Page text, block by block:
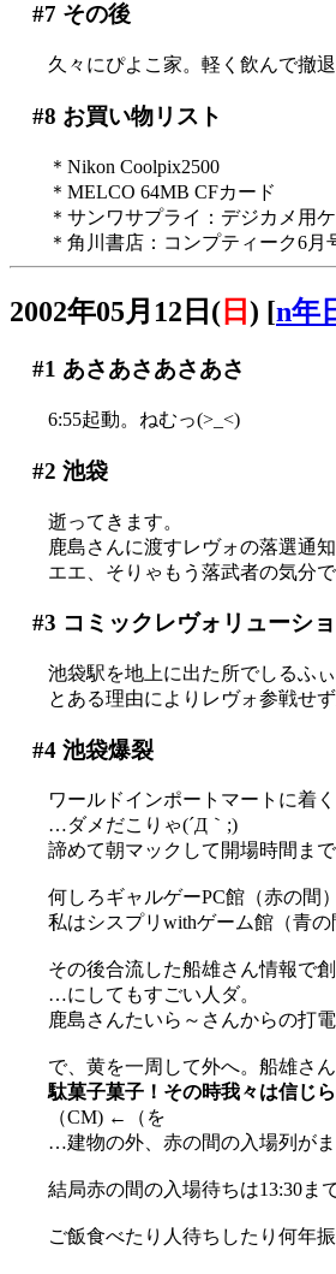
#7 その後
久々にぴよこ家。軽く飲んで撤退
#8 お買い物リスト
＊Nikon Coolpix2500
＊MELCO 64MB CFカード
＊サンワサプライ：デジカメ用
＊角川書店：コンプティーク6月
2002年05月12日( 日 ) [n年
#1 あさあさあさあさ
6:55起動。ねむっ(>_<)
#2 池袋
逝ってきます。
鹿島さんに渡すレヴォの落選通知
エエ、そりゃもう落武者の気分
#3 コミックレヴォリューシ
池袋駅を地上に出た所でしるふ
とある理由によりレヴォ参戦せ
#4池袋爆裂
ワールドインポートマートに着
…ダメだこりゃ(´Д｀;)
諦めて朝マックして開場時間まで
何しろギャルゲーPC館（赤の間
私はシスプリwithゲーム館（青
その後合流した船雄さん情報で
…にしてもすごい人ダ。
鹿島さんたいら～さんからの打
で、黄を一周して外へ。船雄さ
駄菓子菓子！その時我々は信じ
（CM) ←（を
…建物の外、赤の間の入場列が
結局赤の間の入場待ちは13:30ま
ご飯食べたり人待ちしたり何年